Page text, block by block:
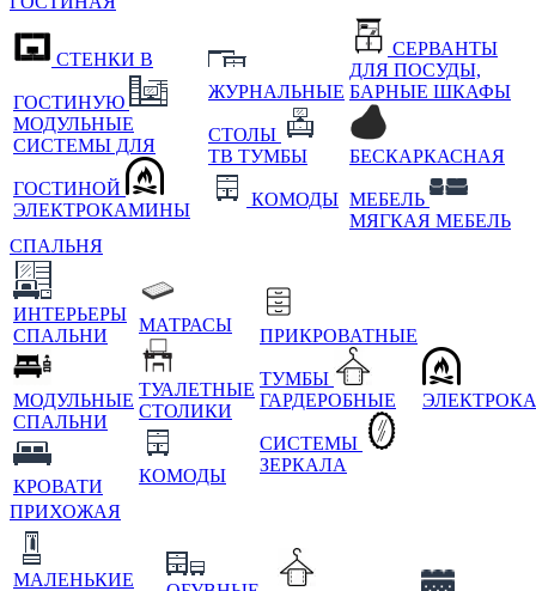
СТЕНКИ В
ГОСТИНУЮ
МОДУЛЬНЫЕ
СИСТЕМЫ ДЛЯ
ГОСТИНОЙ
ЭЛЕКТРОКАМИНЫ
ЖУРНАЛЬНЫЕ
СТОЛЫ
ТВ ТУМБЫ
КОМОДЫ
СЕРВАНТЫ
ДЛЯ ПОСУДЫ,
БАРНЫЕ ШКАФЫ
БЕСКАРКАСНАЯ
МЕБЕЛЬ
МЯГКАЯ МЕБЕЛЬ
СПАЛЬНЯ
ИНТЕРЬЕРЫ
СПАЛЬНИ
МОДУЛЬНЫЕ
СПАЛЬНИ
КРОВАТИ
МАТРАСЫ
ТУАЛЕТНЫЕ
СТОЛИКИ
КОМОДЫ
ПРИКРОВАТНЫЕ
ТУМБЫ
ГАРДЕРОБНЫЕ
СИСТЕМЫ
ЗЕРКАЛА
ПРИХОЖАЯ
МАЛЕНЬКИЕ